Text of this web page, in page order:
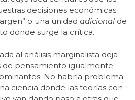
decisiones económicas
o una unidad adicional de
donde surge la crítica.
al análisis marginalista deja
de pensamiento igualmente
No habría problema
ciencia donde las teorías con